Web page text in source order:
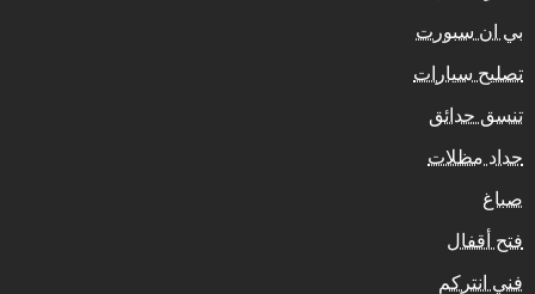
بي ان سبورت
تصليح سيارات
تنسق حدائق
حداد مظلات
صباغ
فتح أقفال
فني انتركم